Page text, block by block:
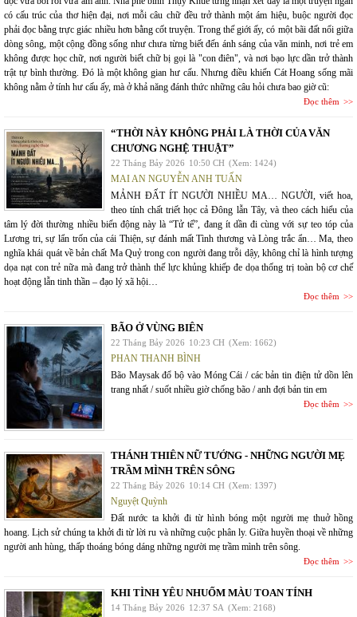
có cấu trúc của thơ hiện đại, nơi mỗi câu chữ đều trở thành một ám hiệu, buộc người đọc
phải đọc bằng trực giác nhiều hơn bằng cốt truyện. Trong thế giới ấy, có một bãi đất nổi giữa
dòng sông, một cộng đồng sống như chưa từng biết đến ánh sáng của văn minh, nơi trẻ em
không được học chữ, nơi người biết chữ bị gọi là "con điên", và nơi bạo lực dần trở thành
trật tự bình thường. Đó là một không gian hư cấu. Nhưng điều khiến Cát Hoang sống mãi
không nằm ở tính hư cấu ấy, mà ở khả năng đánh thức những câu hỏi chưa bao giờ cũ:
Đọc thêm
“THỜI NÀY KHÔNG PHẢI LÀ THỜI CỦA VĂN
CHƯƠNG NGHỆ THUẬT”
22 Tháng Bảy 2026 10:50 CH (Xem: 1424)
MAI AN NGUYỄN ANH TUẤN
MẢNH ĐẤT ÍT NGƯỜI NHIỀU MA… NGƯỜI, viết hoa,
theo tính chất triết học cả Đông lẫn Tây, và theo cách hiểu của
tâm lý đời thường nhiều biến động này là “Tử tế”, đang ít dần đi cùng với sự teo tóp của
Lương tri, sự lẩn trốn của cái Thiện, sự đánh mất Tình thương và Lòng trắc ẩn… Ma, theo
nghĩa khái quát về bản chất Ma Quỷ trong con người đang trỗi dậy, không chỉ là hình tượng
dọa nạt con trẻ nữa mà đang trở thành thế lực khủng khiếp đe dọa thống trị toàn bộ cơ chế
hoạt động lẫn tinh thần – đạo lý xã hội…
Đọc thêm
BÃO Ở VÙNG BIÊN
22 Tháng Bảy 2026 10:23 CH (Xem: 1662)
PHAN THANH BÌNH
Bão Maysak đổ bộ vào Móng Cái / các bản tin điện tử dồn lên
trang nhất / suốt nhiều giờ chống bão / anh đợi bản tin em
Đọc thêm
THÁNH THIÊN NỮ TƯỚNG - NHỮNG NGƯỜI MẸ
TRẦM MÌNH TRÊN SÔNG
22 Tháng Bảy 2026 10:14 CH (Xem: 1397)
Nguyệt Quỳnh
Đất nước ta khởi đi từ hình bóng một người mẹ thuở hồng
hoang. Lịch sử chúng ta khởi đi từ lời ru và những cuộc phân ly. Giữa huyền thoại về những
người anh hùng, thấp thoáng bóng dáng những người mẹ trầm mình trên sông.
Đọc thêm
KHI TÌNH YÊU NHUỐM MÀU TOAN TÍNH
14 Tháng Bảy 2026 12:37 SA (Xem: 2168)